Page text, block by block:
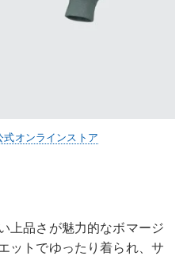
式オンラインストア
上品さが魅力的なボマージ
ットでゆったり着られ、サ